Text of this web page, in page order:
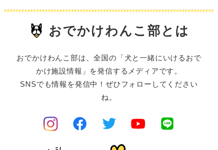
おでかけわんこ部とは
おでかけわんこ部は、全国の「犬と一緒にいけるおで
かけ施設情報」を発信するメディアです。
SNSでも情報を発信中！ぜひフォローしてください
ね。